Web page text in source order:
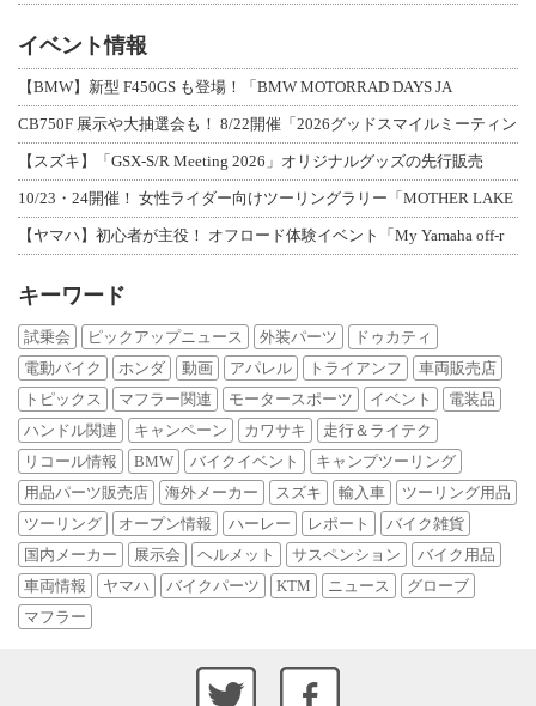
イベント情報
【BMW】新型 F450GS も登場！「BMW MOTORRAD DAYS JA
CB750F 展示や大抽選会も！ 8/22開催「2026グッドスマイルミーティン
【スズキ】「GSX-S/R Meeting 2026」オリジナルグッズの先行販売
10/23・24開催！ 女性ライダー向けツーリングラリー「MOTHER LAKE
【ヤマハ】初心者が主役！ オフロード体験イベント「My Yamaha off-r
キーワード
試乗会 ピックアップニュース 外装パーツ
ドゥカティ
電動バイク
ホンダ 動画 アパレル トライアンフ
車両販売店
トピックス
マフラー関連 モータースポーツ イベント
電装品
ハンドル関連
キャンペーン カワサキ
走行＆ライテク
リコール情報
BMW バイクイベント
キャンプツーリング
用品パーツ販売店
海外メーカー スズキ 輸入車
ツーリング用品
ツーリング
オープン情報 ハーレー レポート
バイク雑貨
国内メーカー
展示会 ヘルメット サスペンション
バイク用品
車両情報
ヤマハ バイクパーツ KTM ニュース
グローブ
マフラー